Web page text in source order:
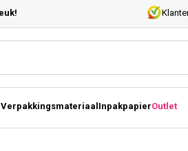
Verpakkingsmateriaal InpakpapierOutlet